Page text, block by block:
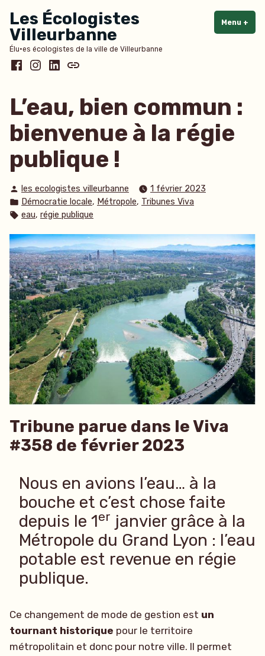
au
contenu
Les Écologistes
Villeurbanne
Élu·es écologistes de la ville de Villeurbanne
Menu +
Facebook
Instagram
LinkedInBluesky
L’eau, bien commun :
bienvenue à la régie
publique !
Publié
par
les ecologistes villeurbanne
1 février 2023
Publié
dans
Démocratie locale, Métropole, Tribunes Viva
Étiquettes :
eau, régie publique
Tribune parue dans le Viva
#358 de février 2023
Nous en avions l’eau… à la
bouche et c’est chose faite
depuis le 1er janvier grâce à la
Métropole du Grand Lyon : l’eau
potable est revenue en régie
publique.
Ce changement de mode de gestion est un
tournant historique pour le territoire
métropolitain et donc pour notre ville. Il permet